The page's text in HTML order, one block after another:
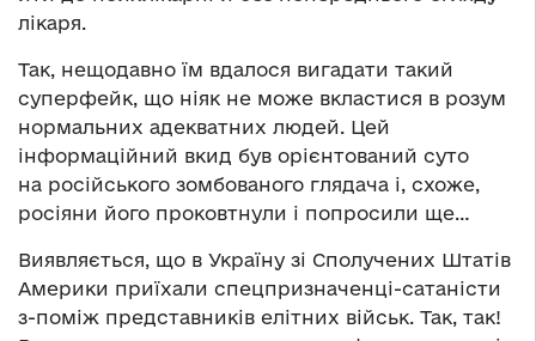
лікаря.
Так, нещодавно їм вдалося вигадати такий
суперфейк, що ніяк не може вкластися в розум
нормальних адекватних людей. Цей
інформаційний вкид був орієнтований суто
на російського зомбованого глядача і, схоже,
росіяни його проковтнули і попросили ще…
Виявляється, що в Україну зі Сполучених Штатів
Америки приїхали спецпризначенці-сатаністи
з-поміж представників елітних військ. Так, так!